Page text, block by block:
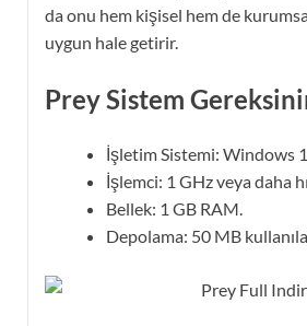
da onu hem kişisel hem de
uygun hale getirir.
Prey Sistem
İşletim Sistemi: Windows
İşlemci: 1 GHz veya daha
Bellek: 1 GB RAM.
Depolama: 50 MB